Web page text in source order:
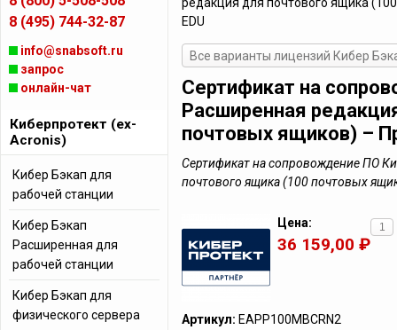
EDU
Все варианты лицензий Кибер
Сертификат на
Расширенная
почтовых ящиков) –
Сертификат на сопровождение ПО
почтового ящика (100 почтовых
Цена:
36 159,00 ₽
Артикул: EAPP100MBCRN2
8 (495) 744-32-87
info@snabsoft.ru
запрос
онлайн-чат
Киберпротект (ex-
Acronis)
Кибер Бэкап для
рабочей станции
Кибер Бэкап
Расширенная для
рабочей станции
Кибер Бэкап для
физического сервера